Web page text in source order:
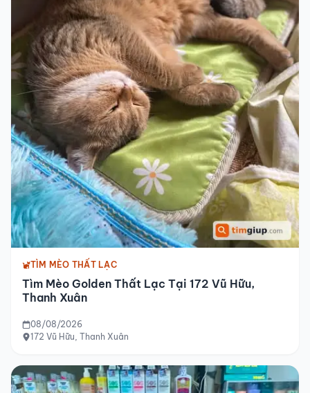
TÌM MÈO THẤT LẠC
Tìm Mèo Golden Thất Lạc Tại 172 Vũ Hữu,
Thanh Xuân
08/08/2026
172 Vũ Hữu, Thanh Xuân